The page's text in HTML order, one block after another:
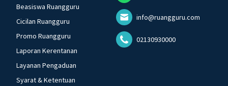
Beasiswa Ruangguru
Cicilan Ruangguru
Promo Ruangguru
Laporan Kerentanan
Layanan Pengaduan
Syarat & Ketentuan
info@ruangguru.com
02130930000